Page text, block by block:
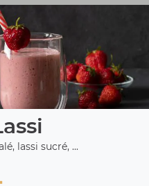
lassi sucré, ...